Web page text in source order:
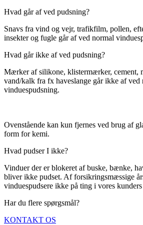
Hvad går af ved pudsning?
Snavs fra vind og vejr, trafikfilm, pollen,
insekter og fugle går af ved normal
Hvad går ikke af ved pudsning?
Mærker af silikone, klistermærker, cement,
vand/kalk fra fx haveslange går ikke af ved
vinduespudsning.
Ovenstående kan kun fjernes ved brug af
form for kemi.
Hvad pudser I ikke?
Vinduer der er blokeret af buske, bænke,
bliver ikke pudset. Af forsikringsmæssige
vinduespudsere ikke på ting i vores
Har du flere spørgsmål?
KONTAKT OS